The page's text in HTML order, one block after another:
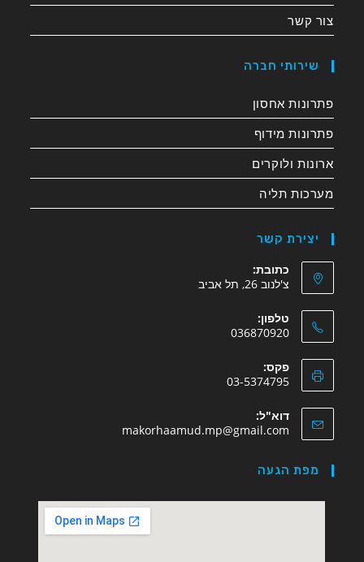
צור קשר
שירותי חברה
פתרונות אחסון
פתרונות מידוף
ארונות ולוקרים
מערכות תליה
יצירת קשר
כתובת:
צ'לנוב 26, תל אביב
טלפון:
036870920
פקס:
03-5374795
דוא"ל:
makorhaamud.mp@gmail.com
מפת הגעה